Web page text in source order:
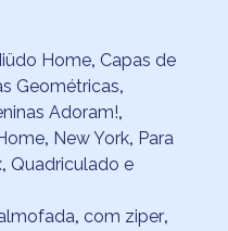
Home, Capas de
Geométricas,
Adoram!,
, New York, Para
, Quadriculado e
, com ziper,